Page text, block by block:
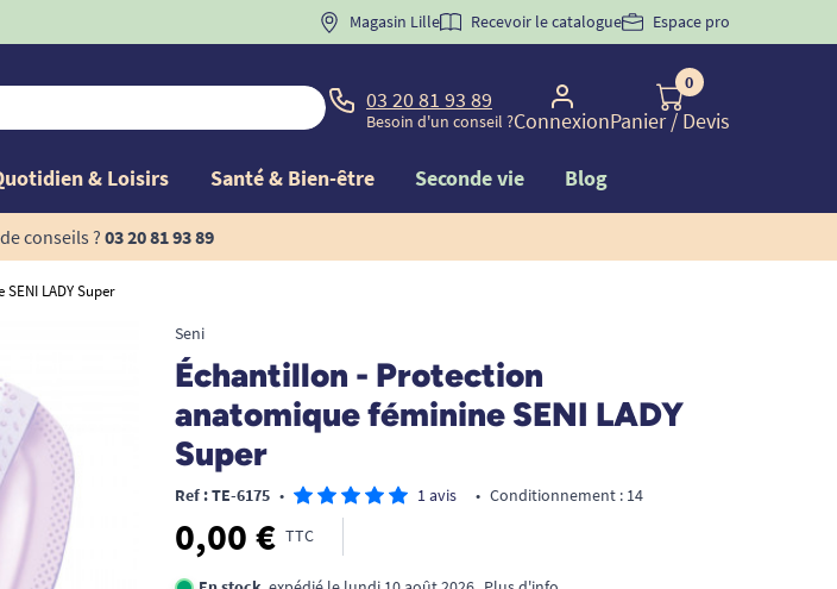
BIENVENUE" pourla 1ère commande d'incontinence
Magasin Lille Recevoir le catalogue Espace pro
03 20 81 93 89
Besoin d'un conseil ?Connexion
0
Panier/ Devis
& Loisirs Santé & Bien-être Seconde vie Blog
conseils ?03 20 81 93 89
LADY Super
Seni
Échantillon - Protection
anatomique féminine SENI LADY
Super
Ref : TE-6175 • 1 avis • Conditionnement : 14
0,00 € TTC